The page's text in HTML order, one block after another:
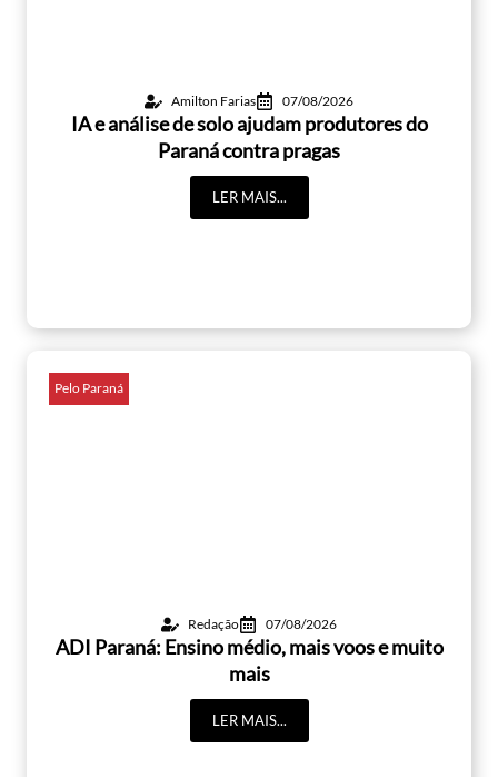
Amilton Farias 07/08/2026
IA e análise de solo ajudam produtores do
Paraná contra pragas
LER MAIS...
Pelo Paraná
Redação 07/08/2026
ADI Paraná: Ensino médio, mais voos e muito
mais
LER MAIS...